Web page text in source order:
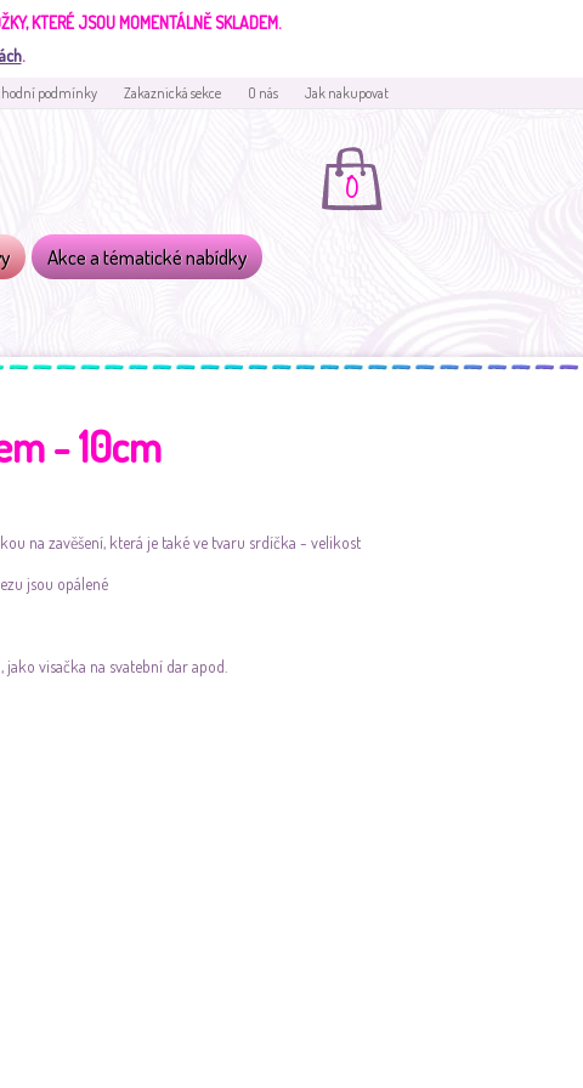
KTERÉ JSOU MOMENTÁLNĚ SKLADEM.
.
podmínky Zakaznická sekce O nás Jak nakupovat
0
Akce a tématické nabídky
- 10cm
na zavěšení, která je také ve tvaru srdíčka - velikost
jsou opálené
visačka na svatební dar apod.